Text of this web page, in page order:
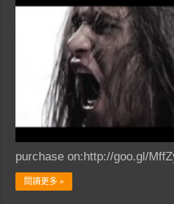
purchase on:http://goo.gl/
閱讀更多 »